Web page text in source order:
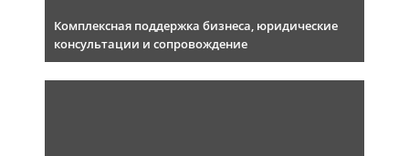
Комплексная поддержка бизнеса, юридические
консультации и сопровождение